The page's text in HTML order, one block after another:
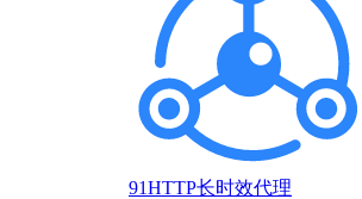
91HTTP长时效代理